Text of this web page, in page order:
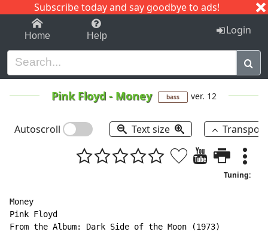
Subscribe today and say goodbye to ads!
1-9 C I J
Home Help Login
Pink Floyd - Money bass ver. 12
Autoscroll Text size
Tuning:
Money
Pink Floyd
From the Album: Dark Side of the Moon (1973)